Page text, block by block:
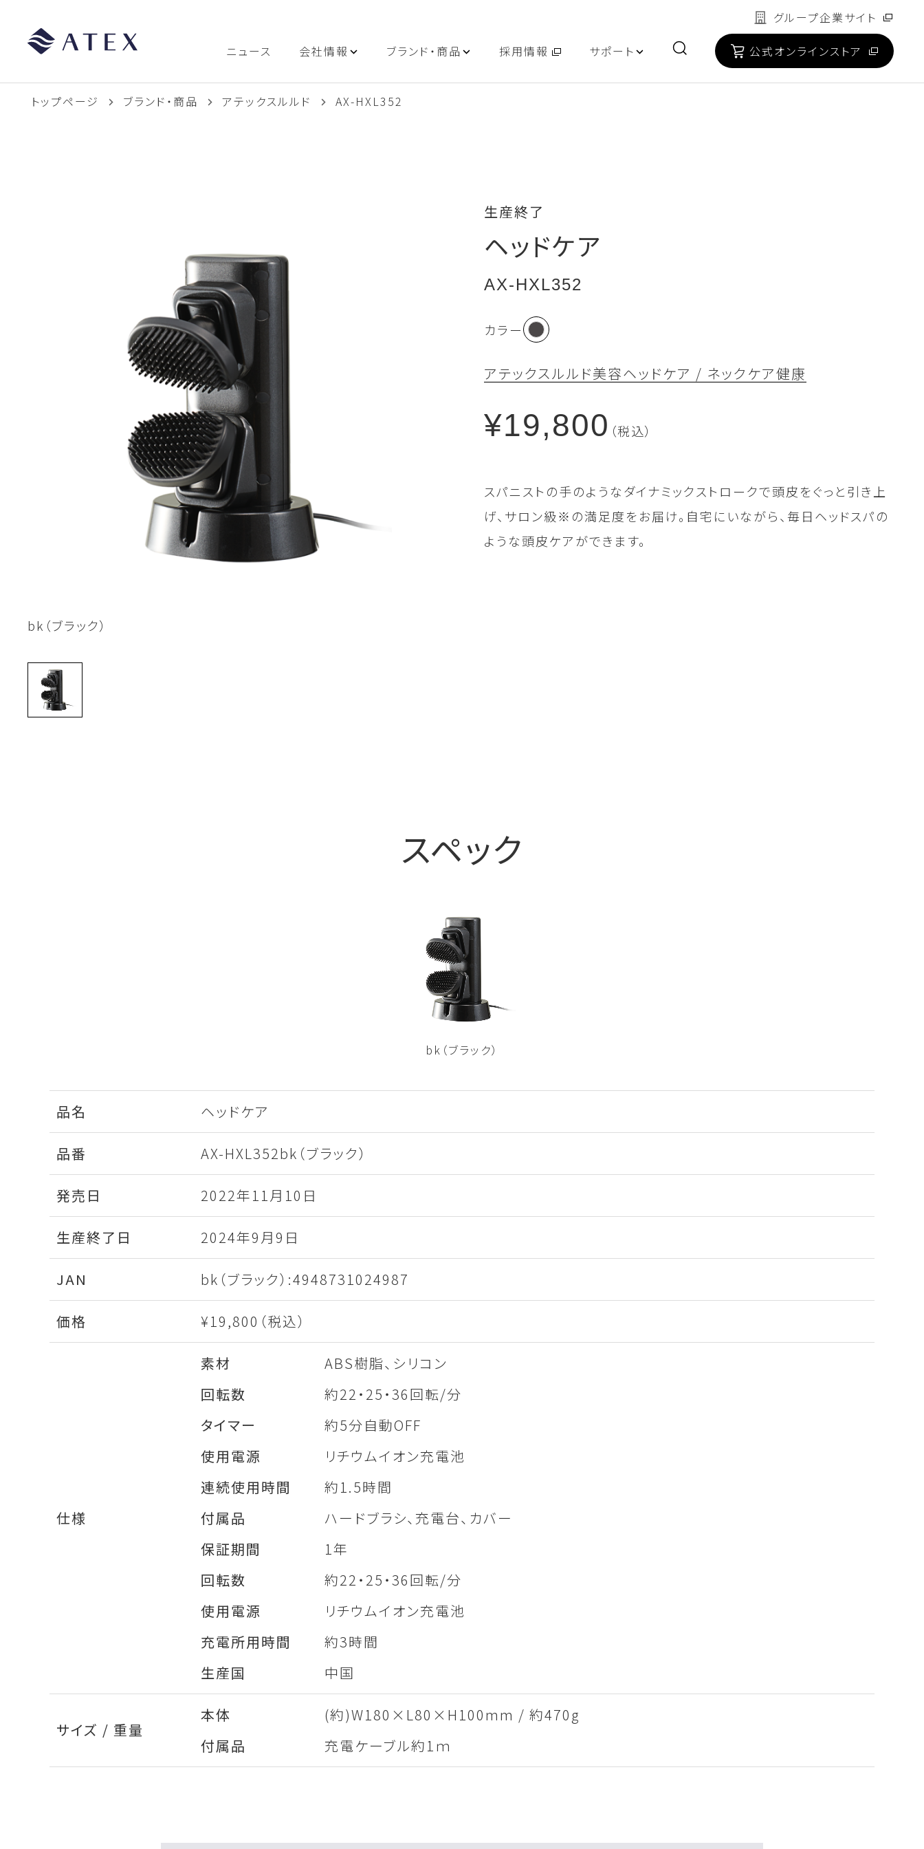
ニュース 会社情報 ブランド・商品 採用情報 サポート
グループ企業サイト
公式オンラインストア
トップページ ブランド・商品 アテックスルルド AX-HXL352
bk（ブラック）
生産終了
ヘッドケア
AX-HXL352
カラー
アテックスルルド美容ヘッドケア / ネックケア健康
¥19,800 （税込）
スパニストの手のようなダイナミックストロークで頭皮をぐっと引き上
げ、サロン級※の満足度をお届け。自宅にいながら、毎日ヘッドスパの
ような頭皮ケアができます。
スペック
bk（ブラック）
品名 ヘッドケア
品番 AX-HXL352bk（ブラック）
発売日 2022年11月10日
生産終了日 2024年9月9日
JAN bk（ブラック）:4948731024987
価格 ¥19,800（税込）
仕様
素材
ABS樹脂、シリコン
回転数
約22・25・36回転/分
タイマー
約5分自動OFF
使用電源
リチウムイオン充電池
連続使用時間
約1.5時間
付属品
ハードブラシ、充電台、カバー
保証期間
1年
回転数
約22・25・36回転/分
使用電源
リチウムイオン充電池
充電所用時間
約3時間
生産国
中国
サイズ / 重量
本体
(約)W180×L80×H100mm / 約470g
付属品
充電ケーブル約1ｍ